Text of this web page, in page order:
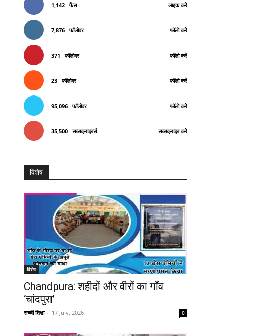
1,142 फैंस लाइक करें
7,876 फॉलोवर फॉलो करें
371 फॉलोवर फॉलो करें
23 फॉलोवर फॉलो करें
95,096 फॉलोवर फॉलो करें
35,500 सब्सक्राइबर्स सब्सक्राइब करें
विशेष
विशेष
Chandpura: शहीदों और वीरों का गाँव
‘चांदपुरा’
सच्ची शिक्षा - 17 July, 2026 0